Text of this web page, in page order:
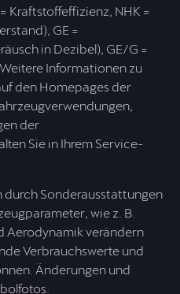
Kraftstoffeffizienz, NHK =
GE =
in Dezibel), GE/G =
Informationen zu
den Homepages der
der
Sie in Ihrem Service-
durch Sonderausstattungen
wie z. B.
Aerodynamik verändern
Verbrauchswerte und
Änderungen und